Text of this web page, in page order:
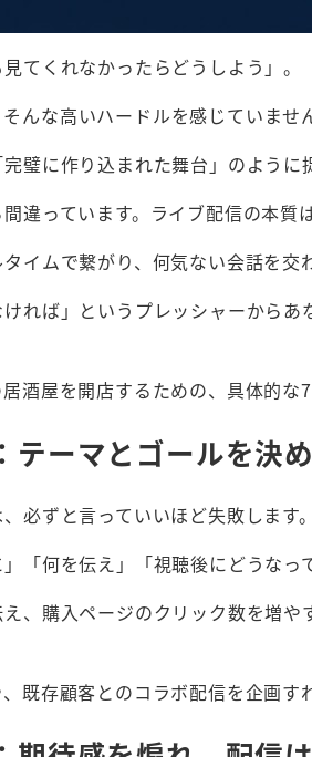
てくれなかったらどうしよう」。
んな高いハードルを感じていませ
璧に作り込まれた舞台」のよう
違っています。ライブ配信の本
イムで繋がり、何気ない会話を交
れば」というプレッシャーから
酒屋を開店するための、具体的な
テーマとゴールを決
必ずと言っていいほど失敗します。
「何を伝え」「視聴後にどうなっ
、購入ページのクリック数を増
既存顧客とのコラボ配信を企画